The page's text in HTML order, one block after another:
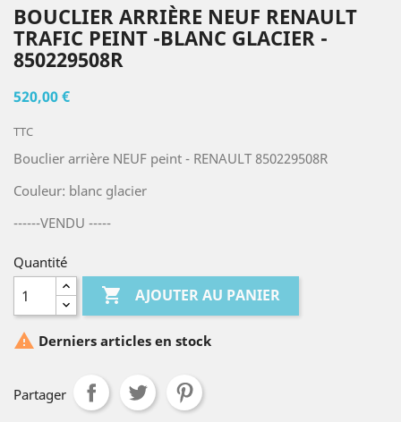
BOUCLIER ARRIÈRE NEUF RENAULT
TRAFIC PEINT -BLANC GLACIER -
850229508R
520,00 €
TTC
Bouclier arrière NEUF peint - RENAULT 850229508R
Couleur: blanc glacier
------VENDU -----
Quantité
 AJOUTER AU PANIER
 Derniers articles en stock
Partager